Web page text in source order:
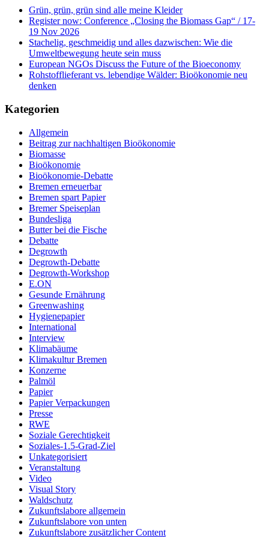
Grün, grün, grün sind alle meine Kleider
Register now: Conference „Closing the Biomass Gap“ / 17-
19 Nov 2026
Stachelig, geschmeidig und alles dazwischen: Wie die
Umweltbewegung heute sein muss
European NGOs Discuss the Future of the Bioeconomy
Rohstofflieferant vs. lebendige Wälder: Bioökonomie neu
denken
Kategorien
Allgemein
Beitrag zur nachhaltigen Bioökonomie
Biomasse
Bioökonomie
Bioökonomie-Debatte
Bremen erneuerbar
Bremen spart Papier
Bremer Speiseplan
Bundesliga
Butter bei die Fische
Debatte
Degrowth
Degrowth-Debatte
Degrowth-Workshop
E.ON
Gesunde Ernährung
Greenwashing
Hygienepapier
International
Interview
Klimabäume
Klimakultur Bremen
Konzerne
Palmöl
Papier
Papier Verpackungen
Presse
RWE
Soziale Gerechtigkeit
Soziales-1.5-Grad-Ziel
Unkategorisiert
Veranstaltung
Video
Visual Story
Waldschutz
Zukunftslabore allgemein
Zukunftslabore von unten
Zukunftslabore zusätzlicher Content